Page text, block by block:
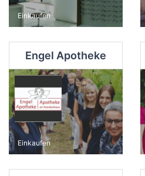
Einkaufen
Engel Apotheke
Einkaufen